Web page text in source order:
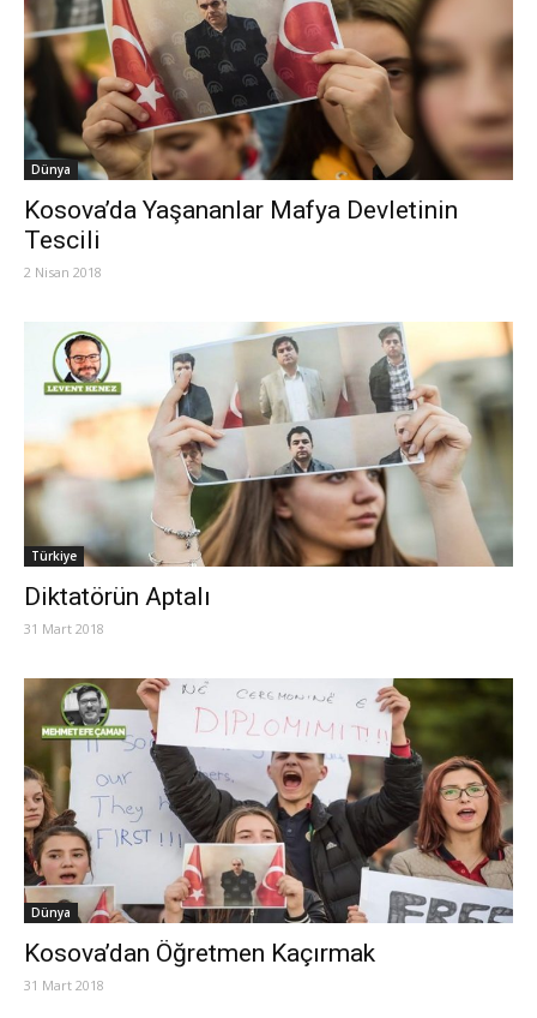
Dünya
Kosova’da Yaşananlar Mafya Devletinin
Tescili
2 Nisan 2018
Türkiye
Diktatörün Aptalı
31 Mart 2018
Dünya
Kosova’dan Öğretmen Kaçırmak
31 Mart 2018